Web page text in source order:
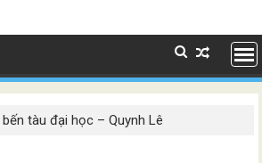
tàu đại học – Quynh Lê